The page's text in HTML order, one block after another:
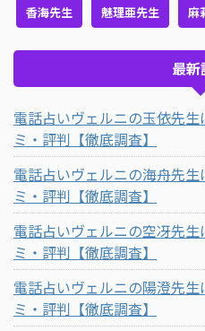
香海先生 魅理亜先生 麻
最
電話占いヴェルニの玉依先
ミ・評判【徹底調査】
電話占いヴェルニの海舟先
ミ・評判【徹底調査】
電話占いヴェルニの空冴先
ミ・評判【徹底調査】
電話占いヴェルニの陽澄先
ミ・評判【徹底調査】